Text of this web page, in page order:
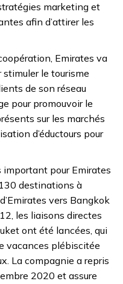
marketing et
afin d’attirer les
Emirates va
le tourisme
de son réseau
pour promouvoir le
sur les marchés
d’éductours pour
important pour Emirates
destinations à
vers Bangkok
les liaisons directes
ont été lancées, qui
vacances plébiscitée
La compagnie a repris
2020 et assure